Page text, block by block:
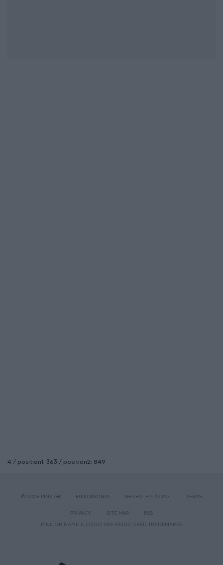
4 / position1: 363 / position2: 849
© 2026 PINK.GR ΕΠΙΚΟΙΝΩΝΙΑ ΘΕΣΕΙΣ ΕΡΓΑΣΙΑΣ TERMS
PRIVACY SITE MAP
RSS
PINK.GR NAME & LOGO ARE REGISTERED TRADEMARKS